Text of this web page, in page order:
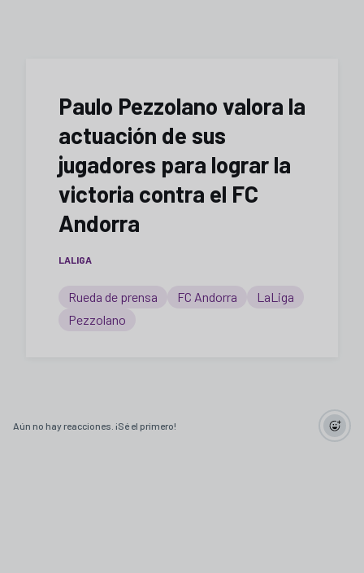
Paulo Pezzolano valora la
actuación de sus
jugadores para lograr la
victoria contra el FC
Andorra
LALIGA
Rueda de prensa FC Andorra
LaLiga
Pezzolano
Aún no hay reacciones. ¡Sé el primero!